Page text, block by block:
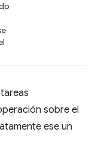
sobre el
ese un